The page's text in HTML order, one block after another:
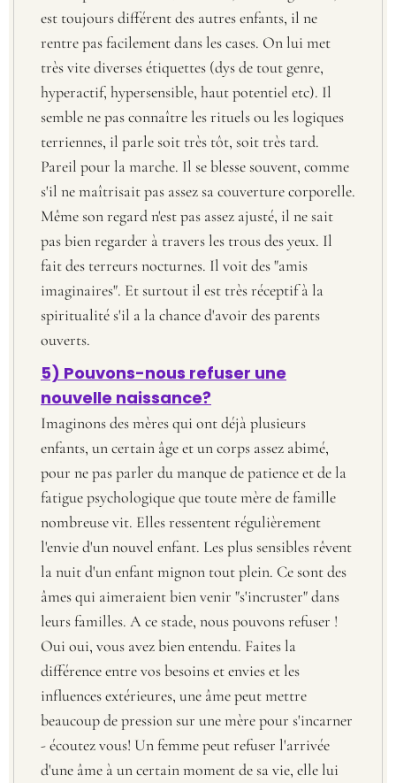
est toujours différent des autres enfants, il ne
rentre pas facilement dans les cases. On lui met
très vite diverses étiquettes (dys de tout genre,
hyperactif, hypersensible, haut potentiel etc). Il
semble ne pas connaître les rituels ou les logiques
terriennes, il parle soit très tôt, soit très tard.
Pareil pour la marche. Il se blesse souvent, comme
s'il ne maîtrisait pas assez sa couverture corporelle.
Même son regard n'est pas assez ajusté, il ne sait
pas bien regarder à travers les trous des yeux. Il
fait des terreurs nocturnes. Il voit des "amis
imaginaires". Et surtout il est très réceptif à la
spiritualité s'il a la chance d'avoir des parents
ouverts.
5) Pouvons-nous refuser une
nouvelle naissance?
Imaginons des mères qui ont déjà plusieurs
enfants, un certain âge et un corps assez abimé,
pour ne pas parler du manque de patience et de la
fatigue psychologique que toute mère de famille
nombreuse vit. Elles ressentent régulièrement
l'envie d'un nouvel enfant. Les plus sensibles rêvent
la nuit d'un enfant mignon tout plein. Ce sont des
âmes qui aimeraient bien venir "s'incruster" dans
leurs familles. A ce stade, nous pouvons refuser !
Oui oui, vous avez bien entendu. Faites la
différence entre vos besoins et envies et les
influences extérieures, une âme peut mettre
beaucoup de pression sur une mère pour s'incarner
- écoutez vous! Un femme peut refuser l'arrivée
d'une âme à un certain moment de sa vie, elle lui